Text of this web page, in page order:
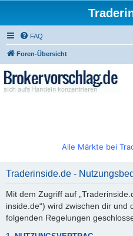
FAQ
Foren-Übersicht
Alle Märkte bei
Traderinside.de -
Mit dem Zugriff auf
inside.de“) wird zwischen dir und
folgenden Regelungen